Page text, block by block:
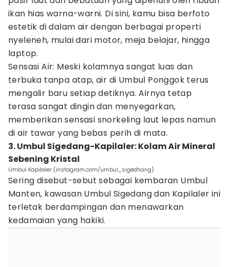
ikan hias warna-warni. Di sini, kamu bisa berfoto
estetik di dalam air dengan berbagai properti
nyeleneh, mulai dari motor, meja belajar, hingga
laptop.
Sensasi Air: Meski kolamnya sangat luas dan
terbuka tanpa atap, air di Umbul Ponggok terus
mengalir baru setiap detiknya. Airnya tetap
terasa sangat dingin dan menyegarkan,
memberikan sensasi snorkeling laut lepas namun
di air tawar yang bebas perih di mata.
3. Umbul Sigedang-Kapilaler: Kolam Air Mineral
Sebening Kristal
Umbul Kapilaler (instagram.com/umbul_sigedhang)
Sering disebut-sebut sebagai kembaran Umbul
Manten, kawasan Umbul Sigedang dan Kapilaler ini
terletak berdampingan dan menawarkan
kedamaian yang hakiki.